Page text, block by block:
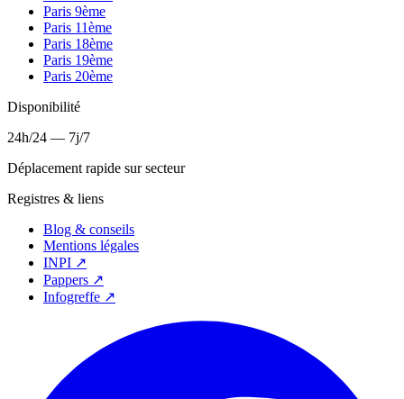
Paris 9ème
Paris 11ème
Paris 18ème
Paris 19ème
Paris 20ème
Disponibilité
24h/24 — 7j/7
Déplacement rapide sur secteur
Registres & liens
Blog & conseils
Mentions légales
INPI ↗
Pappers ↗
Infogreffe ↗